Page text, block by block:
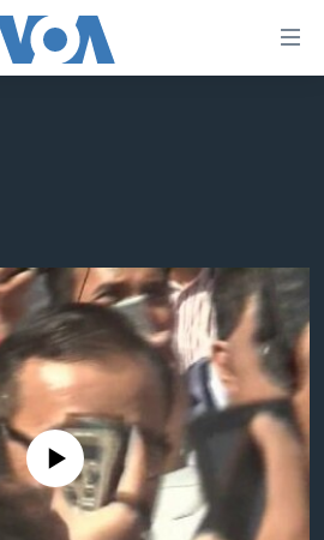
ສະຫະລັດ 2024
currently available